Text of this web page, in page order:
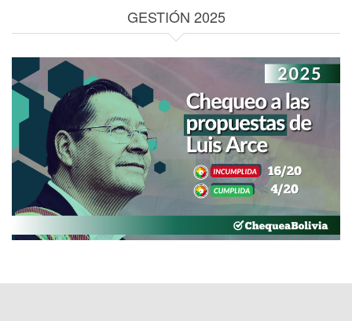
GESTIÓN 2025